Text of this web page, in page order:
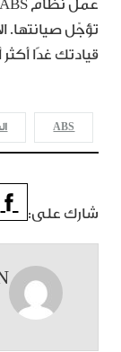
تؤجّل صيانتها.
قيادتك غدًا أكثر
ABS
شارك على: